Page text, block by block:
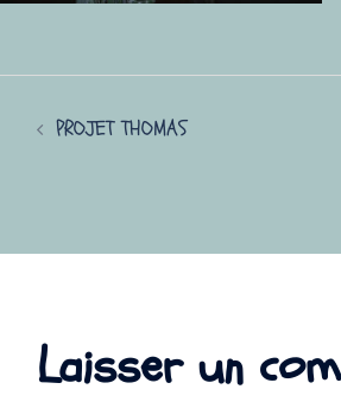
Navigation
PROJET THOMAS
Laisser un